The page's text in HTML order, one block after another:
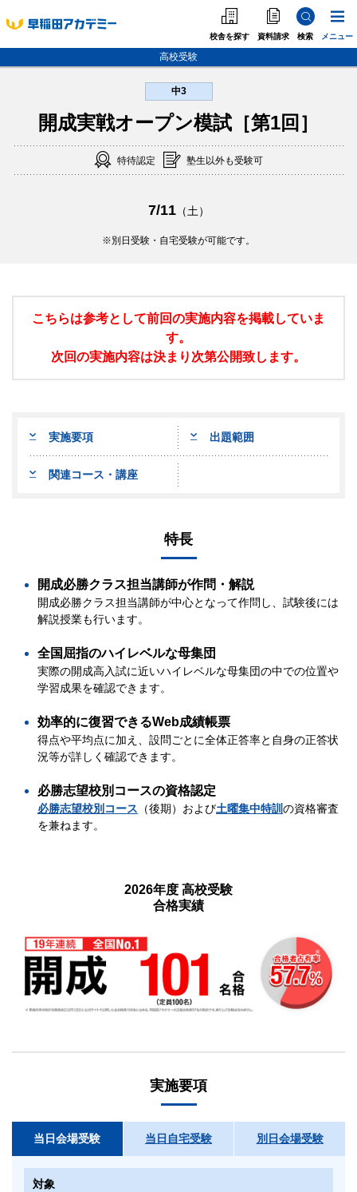
校舎を探す 資料請求 検索 メニュー
高校受験
高校受験
大学受験 個別指導
特待認定 塾生以外も受験可
中3
開成実戦オープン模試［第1回］
7/11（土）
別日受験・自宅受験が可能です。
こちらは参考として前回の実施内容を掲載していま
す。
次回の実施内容は決まり次第公開致します。
実施要項 出題範囲
関連コース・講座
特長
開成必勝クラス担当講師が作問・解説
開成必勝クラス担当講師が中心となって作問し、試験後には
解説授業も行います。
全国屈指のハイレベルな母集団
実際の開成高入試に近いハイレベルな母集団の中での位置や
学習成果を確認できます。
効率的に復習できるWeb成績帳票
得点や平均点に加え、設問ごとに全体正答率と自身の正答状
況等が詳しく確認できます。
必勝志望校別コースの資格認定
必勝志望校別コース （後期）および土曜集中特訓 の資格審査
を兼ねます。
2026年度 高校受験
合格実績
実施要項
当日会場受験 当日自宅受験 別日会場受験
対象